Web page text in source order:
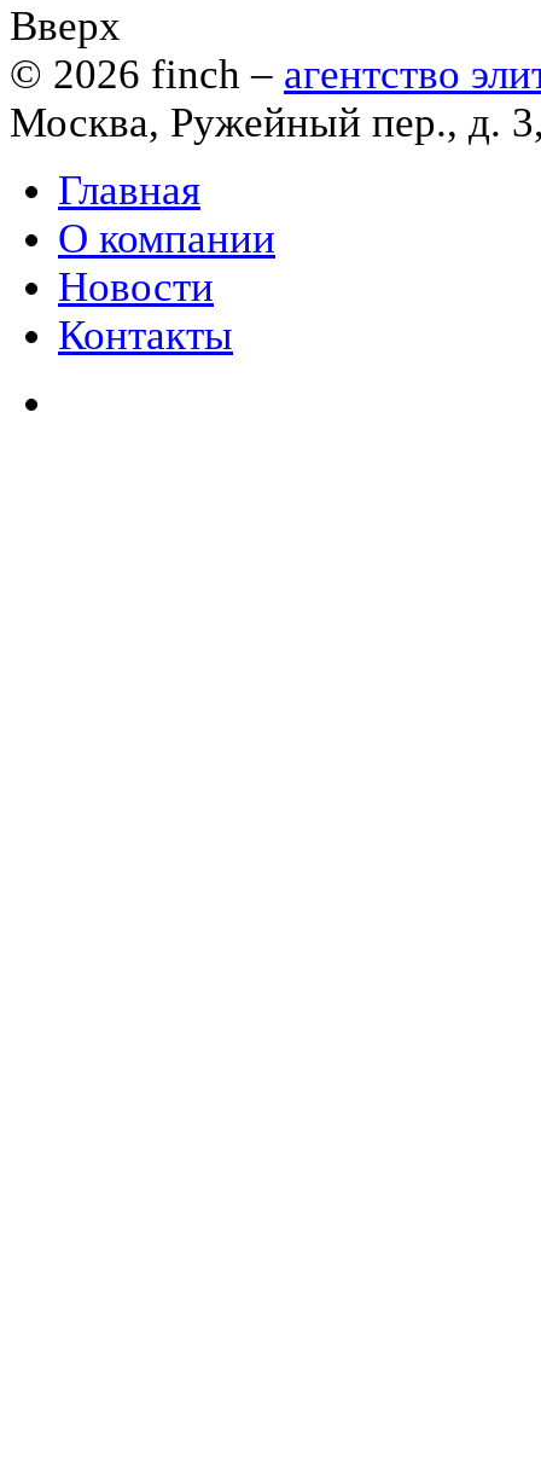
Вверх
© 2026 finch – агентство
Москва, Ружейный пер., д.
Главная
О компании
Новости
Контакты